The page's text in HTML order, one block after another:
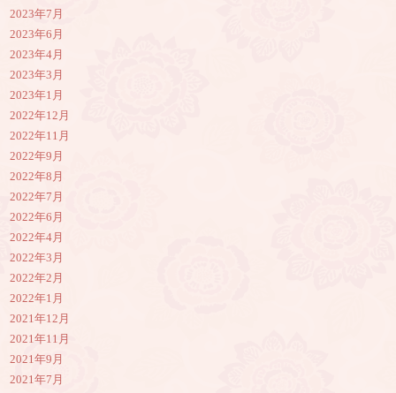
2023年7月
2023年6月
2023年4月
2023年3月
2023年1月
2022年12月
2022年11月
2022年9月
2022年8月
2022年7月
2022年6月
2022年4月
2022年3月
2022年2月
2022年1月
2021年12月
2021年11月
2021年9月
2021年7月